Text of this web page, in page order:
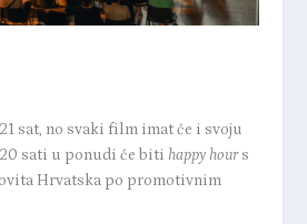
sat, no svaki film imat će i svoju
sati u ponudi će biti happy hours
Hrvatska po promotivnim